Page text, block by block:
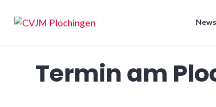
Inhalt
CVJM Plochingen
News
Termin am